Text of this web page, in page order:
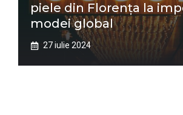
piele din Florența la
modei global
27 iulie 2024